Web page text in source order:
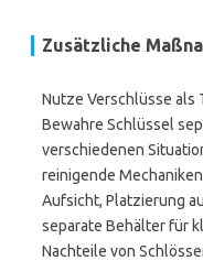
Zusätzliche
Nutze Verschlüsse als
Bewahre Schlüssel
verschiedenen
reinigende
Aufsicht, Platzierung
separate Behälter für
Nachteile von